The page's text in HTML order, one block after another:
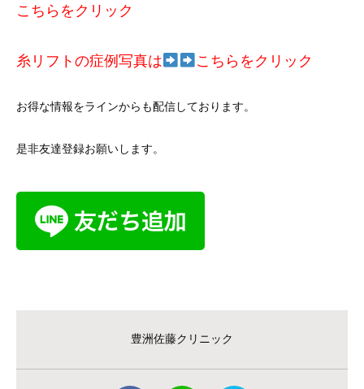
こちらをクリック
糸リフトの症例写真は こちらをクリック
お得な情報をラインからも配信しております。
是非友達登録お願いします。
豊洲佐藤クリニック